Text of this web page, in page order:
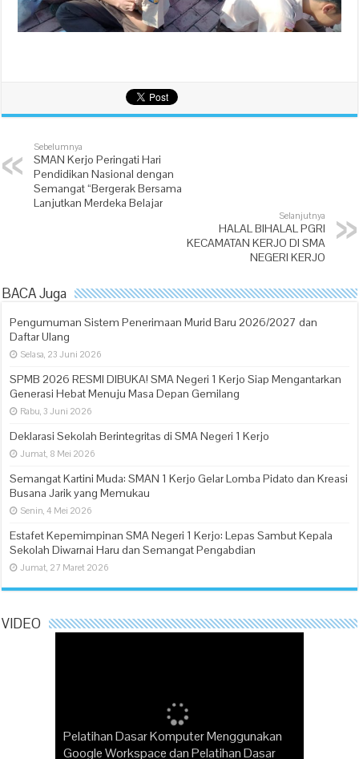
Sebelumnya
SMAN Kerjo Peringati Hari
Pendidikan Nasional dengan
Semangat “Bergerak Bersama
Lanjutkan Merdeka Belajar
Selanjutnya
HALAL BIHALAL PGRI
KECAMATAN KERJO DI SMA
NEGERI KERJO
BACA Juga
Pengumuman Sistem Penerimaan Murid Baru 2026/2027 dan
Daftar Ulang
Selasa, 23 Juni 2026
SPMB 2026 RESMI DIBUKA! SMA Negeri 1 Kerjo Siap Mengantarkan
Generasi Hebat Menuju Masa Depan Gemilang
Rabu, 3 Juni 2026
Deklarasi Sekolah Berintegritas di SMA Negeri 1 Kerjo
Jumat, 8 Mei 2026
Semangat Kartini Muda: SMAN 1 Kerjo Gelar Lomba Pidato dan Kreasi
Busana Jarik yang Memukau
Senin, 4 Mei 2026
Estafet Kepemimpinan SMA Negeri 1 Kerjo: Lepas Sambut Kepala
Sekolah Diwarnai Haru dan Semangat Pengabdian
Jumat, 27 Maret 2026
VIDEO
Pelatihan Dasar Komputer Menggunakan
Google Workspace dan Pelatihan Dasar
Perayaan Belajar Projek Penguatan Profil
“Pak Dirman” Puisi Karya Wafiyyah SMAN
Kerjo Juara Lomba Baca Puisi oleh